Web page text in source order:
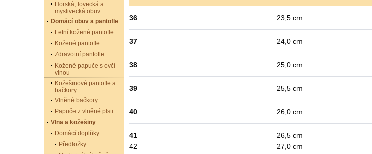
36 23,5 cm
37 24,0 cm
38 25,0 cm
39 25,5 cm
40 26,0 cm
41
42
26,5 cm
27,0 cm
Horská, lovecká a
myslivecká obuv
Domácí obuv a pantofle
Letní kožené pantofle
Kožené pantofle
Zdravotní pantofle
Kožené papuče s ovčí
vlnou
Kožešinové pantofle a
bačkory
Vlněné bačkory
Papuče z vlněné plsti
Vlna a kožešiny
Domácí doplňky
Předložky